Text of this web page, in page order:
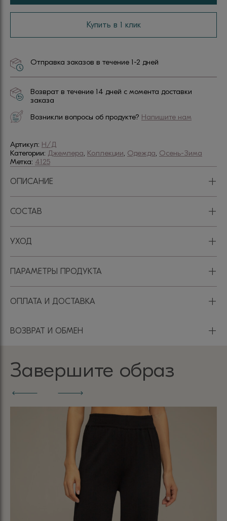
Купить в 1 клик
Отправка заказов в течение 1-2 дней
Возврат в течение 14 дней с момента доставки
заказа
Возникли вопросы об продукте? Напишите нам
Артикул: Н/Д
Категории: Джемпера, Коллекции, Одежда, Осень-Зима
Метка: 4125
ОПИСАНИЕ +
СОСТАВ +
УХОД +
ПАРАМЕТРЫ ПРОДУКТА +
ОПЛАТА И ДОСТАВКА +
ВОЗВРАТ И ОБМЕН +
Завершите образ